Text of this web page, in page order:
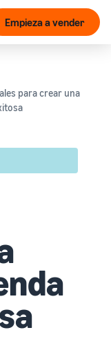
Empieza a vender
para crear una